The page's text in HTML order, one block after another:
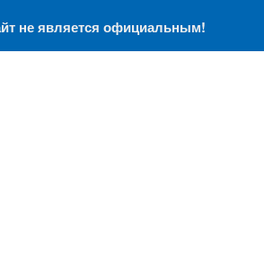
не является официальным!